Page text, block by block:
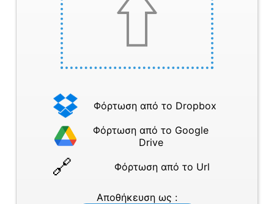
Φόρτωση από το Dropbox
Φόρτωση από το Google
Drive
Φόρτωση από το Url
Αποθήκευση ως :